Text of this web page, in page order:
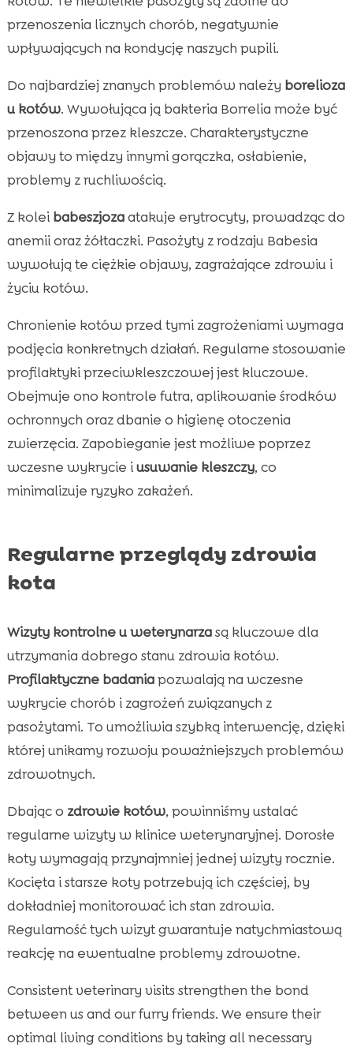
przenoszenia licznych chorób, negatywnie
wpływających na kondycję naszych pupili.
Do najbardziej znanych problemów należy borelioza
u kotów. Wywołująca ją bakteria Borrelia może być
przenoszona przez kleszcze. Charakterystyczne
objawy to między innymi gorączka, osłabienie,
problemy z ruchliwością.
Z kolei babeszjozaatakuje erytrocyty, prowadząc do
anemii oraz żółtaczki. Pasożyty z rodzaju Babesia
wywołują te ciężkie objawy, zagrażające zdrowiu i
życiu kotów.
Chronienie kotów przed tymi zagrożeniami wymaga
podjęcia konkretnych działań. Regularne stosowanie
profilaktyki przeciwkleszczowej jest kluczowe.
Obejmuje ono kontrole futra, aplikowanie środków
ochronnych oraz dbanie o higienę otoczenia
zwierzęcia. Zapobieganie jest możliwe poprzez
wczesne wykrycie iusuwanie kleszczy, co
minimalizuje ryzyko zakażeń.
Regularne przeglądy zdrowia
kota
Wizyty kontrolne u weterynarzasą kluczowe dla
utrzymania dobrego stanu zdrowia kotów.
Profilaktyczne badaniapozwalają na wczesne
wykrycie chorób i zagrożeń związanych z
pasożytami. To umożliwia szybką interwencję, dzięki
której unikamy rozwoju poważniejszych problemów
zdrowotnych.
Dbając o zdrowie kotów, powinniśmy ustalać
regularne wizyty w klinice weterynaryjnej. Dorosłe
koty wymagają przynajmniej jednej wizyty rocznie.
Kocięta i starsze koty potrzebują ich częściej, by
dokładniej monitorować ich stan zdrowia.
Regularność tych wizyt gwarantuje natychmiastową
reakcję na ewentualne problemy zdrowotne.
Consistent veterinary visits strengthen the bond
between us and our furry friends. We ensure their
optimal living conditions by taking all necessary